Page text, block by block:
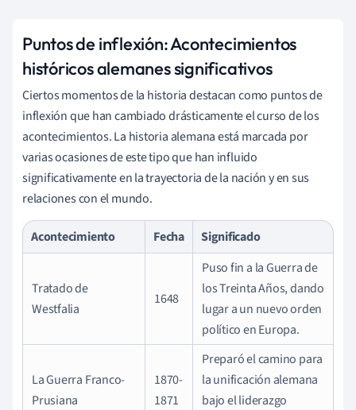
Puntos de inflexión: Acontecimientos
históricos alemanes significativos
Ciertos momentos de la historia destacan como puntos de
inflexión que han cambiado drásticamente el curso de los
acontecimientos. La historia alemana está marcada por
varias ocasiones de este tipo que han influido
significativamente en la trayectoria de la nación y en sus
relaciones con el mundo.
Acontecimiento Fecha Significado
Tratado de
Westfalia
1648
Puso fin a la Guerra de
los Treinta Años, dando
lugar a un nuevo orden
político en Europa.
La Guerra Franco-
Prusiana
1870-
1871
Preparó el camino para
la unificación alemana
bajo el liderazgo